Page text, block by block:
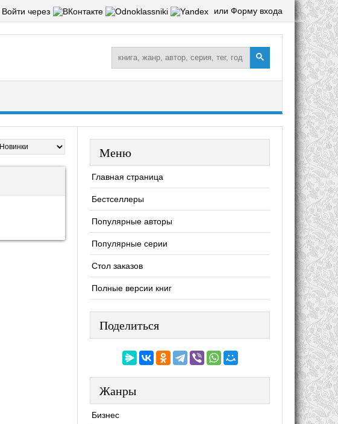
Войти через или Форму входа
Меню
Главная страница
Бестселлеры
Популярные авторы
Популярные серии
Стол заказов
Полные версии книг
Поделиться
Жанры
Бизнес